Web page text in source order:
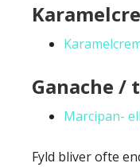
Ganache /
Marcipan-
Fyld bliver ofte